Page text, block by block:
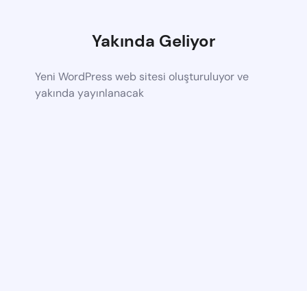
Yakında Geliyor
Yeni WordPress web sitesi oluşturuluyor ve
yakında yayınlanacak